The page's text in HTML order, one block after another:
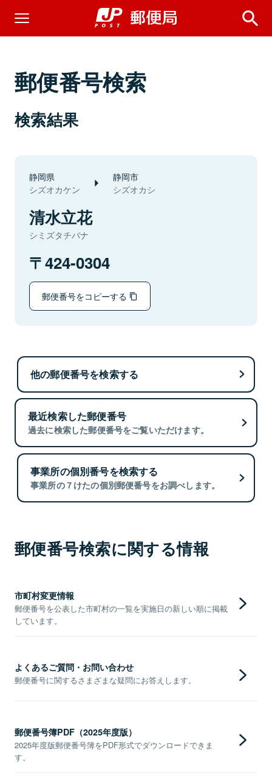
郵便番号検索
検索結果
静岡県
シズオカケン
静岡市
シズオカシ
清水立花
シミズタチバナ
424-0304
郵便番号をコピーする
他の郵便番号を検索する
最近検索した郵便番号
過去に検索した郵便番号をご覧いただけます。
事業所の個別番号を検索する
事業所の７けたの個別郵便番号をお調べします。
郵便番号検索に関する情報
市町村変更情報
郵便番号を公表した市町村の一覧を実施日の新しい順に掲載
しています。
よくあるご質問・お問い合わせ
郵便番号に関するさまざまな疑問にお答えします。
郵便番号簿PDF（2025年度版）
2025年度版郵便番号簿をPDF形式でダウンロードできま
す。